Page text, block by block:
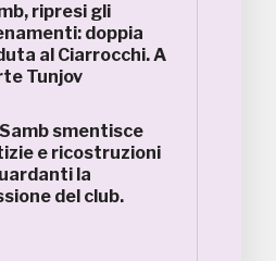
ripresi gli
doppia
al Ciarrocchi. A
Tunjov
smentisce
e ricostruzioni
la
del club.